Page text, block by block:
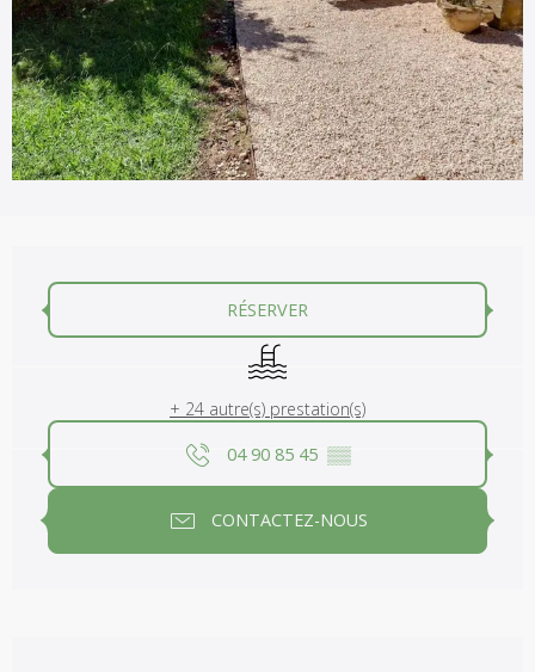
RÉSERVER
Piscine
+ 24 autre(s) prestation(s)
04 90 85 45 ▒▒
CONTACTEZ-NOUS